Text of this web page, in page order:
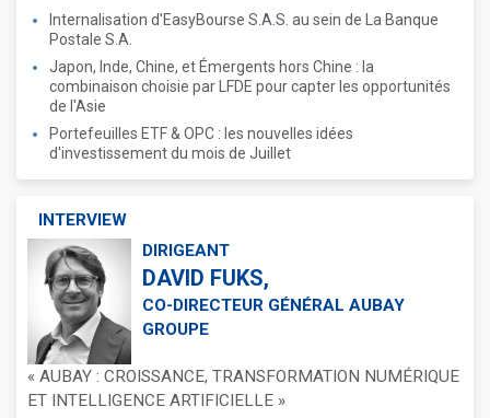
Internalisation d'EasyBourse S.A.S. au sein de La Banque
Postale S.A.
Japon, Inde, Chine, et Émergents hors Chine : la
combinaison choisie par LFDE pour capter les opportunités
de l'Asie
Portefeuilles ETF & OPC : les nouvelles idées
d'investissement du mois de Juillet
INTERVIEW
DIRIGEANT
DAVID FUKS,
CO-DIRECTEUR GÉNÉRAL AUBAY
GROUPE
« AUBAY : CROISSANCE, TRANSFORMATION NUMÉRIQUE
ET INTELLIGENCE ARTIFICIELLE »